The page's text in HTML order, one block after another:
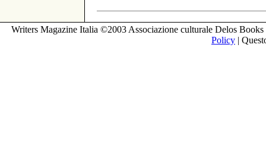
Writers Magazine Italia ©2003 Associazione culturale Delos
Policy |